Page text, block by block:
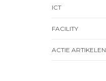
ICT
FACILITY
ACTIE ARTIKELEN